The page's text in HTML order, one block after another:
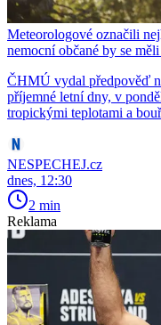
Meteorologové označili
nemocní občané by se
ČHMÚ vydal předpověď
příjemné letní dny, v
tropickými teplotami a
NESPECHEJ.cz
dnes, 12:30
2 min
Reklama